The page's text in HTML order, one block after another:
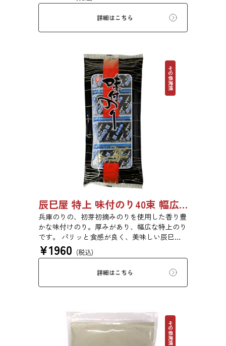
ん。（北海道産昆布100％を粉末状にしており
詳細はこちら
その他海藻
辰巳屋 特上 味付のり40束 幅広 (8切5枚) 1005
兵庫のりの、初芽初摘みのりを使用した香り豊
かな味付けのり。厚みがあり、幅広な特上のり
です。 パリッと食感が良く、美味しい辰巳屋
味付のりを是非一度お試しください！ のりは
たんぱく質含量が高いので、「海の大豆」と呼
ばれています。これに加えてビタミン・ミネラ
ル・食物繊維・Bカロチンなどにも富み「海の
緑黄色野菜」と呼ばれる海藻食品です。
¥1960 (税込)
詳細はこちら
その他海藻